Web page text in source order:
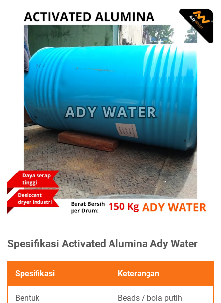
Spesifikasi Activated Alumina Ady Water
Spesifikasi Keterangan
Bentuk Beads / bola putih